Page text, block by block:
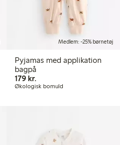
Medlem: -25% børnetøj
Pyjamas med applikation
bagpå
179 kr.179,00 kr.
Økologisk bomuld